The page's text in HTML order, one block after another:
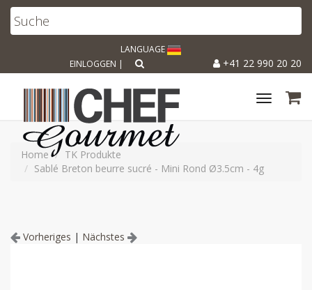
LANGUAGE
+41 22 990 20 20
EINLOGGEN |
Toggle
Home
TK Produkte
Sablé Breton beurre sucré - Mini Rond Ø3.5cm - 4g
Vorheriges | Nächstes